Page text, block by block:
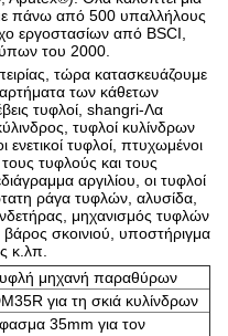
πάνω από 500 υπαλλήλους
εργοστασίων από BSCI,
του 2000.
τώρα κατασκευάζουμε
των κάθετων
τυφλοί, shangri-Λα
τυφλοί κυλίνδρων
ενετικοί τυφλοί, πτυχωμένοι
τυφλούς και τους
αργιλίου, οι τυφλοί
ράγα τυφλών, αλυσίδα,
μηχανισμός τυφλών
σκοινιού, υποστήριγμα
κ.λπ.
μηχανή παραθύρων
για τη σκιά κυλίνδρων
35mm για τον